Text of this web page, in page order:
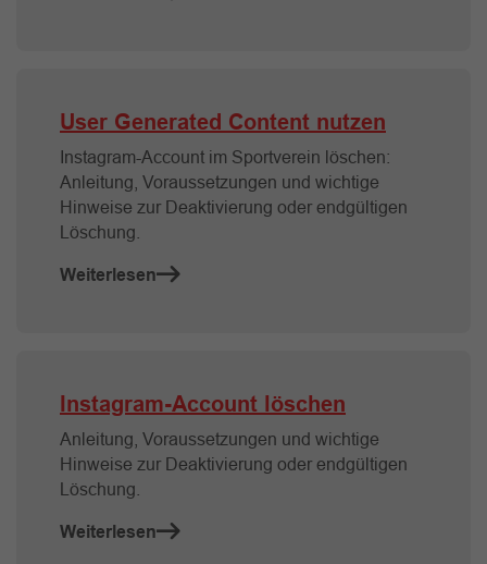
User Generated Content nutzen
Instagram-Account im Sportverein löschen:
Anleitung, Voraussetzungen und wichtige
Hinweise zur Deaktivierung oder endgültigen
Löschung.
Weiterlesen
Instagram-Account löschen
Anleitung, Voraussetzungen und wichtige
Hinweise zur Deaktivierung oder endgültigen
Löschung.
Weiterlesen